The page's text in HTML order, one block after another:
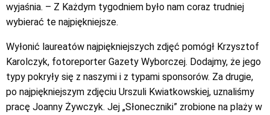
wyjaśnia. – Z Każdym tygodniem było nam coraz trudniej
wybierać te najpiękniejsze.
Wyłonić laureatów najpiękniejszych zdjęć pomógł Krzysztof
Karolczyk, fotoreporter Gazety Wyborczej. Dodajmy, że jego
typy pokryły się z naszymi i z typami sponsorów. Za drugie,
po najpiękniejszym zdjęciu Urszuli Kwiatkowskiej, uznaliśmy
pracę Joanny Żywczyk. Jej „Słoneczniki” zrobione na plaży w